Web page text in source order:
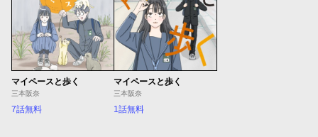
マイペースと歩く
三本阪奈
7話無料
マイペースと歩く
三本阪奈
1話無料